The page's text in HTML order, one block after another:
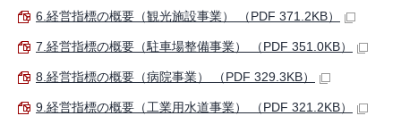
6.経営指標の概要（観光施設事業） （PDF 371.2KB）
7.経営指標の概要（駐車場整備事業） （PDF 351.0KB）
8.経営指標の概要（病院事業） （PDF 329.3KB）
9.経営指標の概要（工業用水道事業） （PDF 321.2KB）